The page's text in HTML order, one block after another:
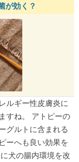
が効く？
ルギー性皮膚炎に
すね。 アトピーの
グルトに含まれる
ーへも良い効果を
犬の腸内環境を改